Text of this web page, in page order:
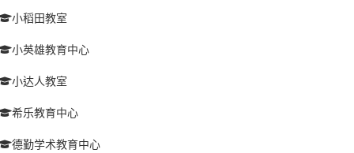
小稻田教室
小英雄教育中心
小达人教室
希乐教育中心
德勤学术教育中心